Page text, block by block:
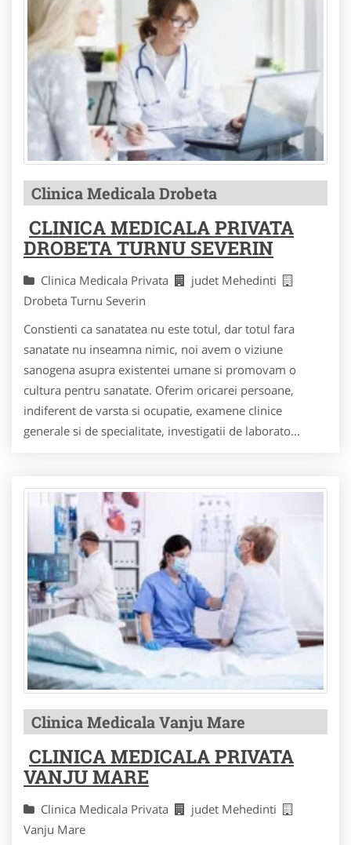
Clinica Medicala Drobeta
CLINICA MEDICALA PRIVATA
DROBETA TURNU SEVERIN
Clinica Medicala Privata
judet Mehedinti
Drobeta Turnu Severin
Constienti ca sanatatea nu este totul, dar totul fara
sanatate nu inseamna nimic, noi avem o viziune
sanogena asupra existentei umane si promovam o
cultura pentru sanatate. Oferim oricarei persoane,
indiferent de varsta si ocupatie, examene clinice
generale si de specialitate, investigatii de laborato...
Clinica Medicala Vanju Mare
CLINICA MEDICALA PRIVATA
VANJU MARE
Clinica Medicala Privata
judet Mehedinti
Vanju Mare